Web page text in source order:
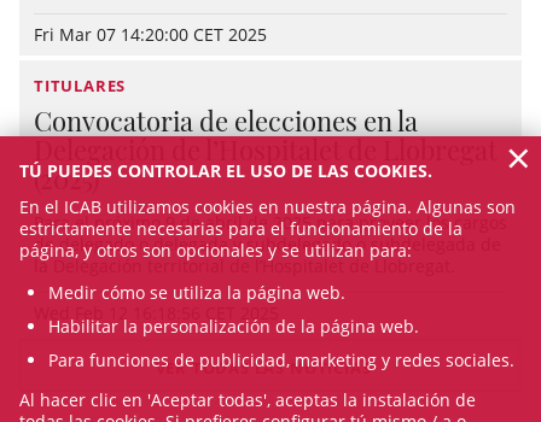
Fri Mar 07 14:20:00 CET 2025
TITULARES
Convocatoria de elecciones en la
(2025)
Para el próximo 9 de abril de 2025 para proveer los cargos
de delegado o delegada y subdelegado o subdelegada de
la Delegación territorial de l’Hospitalet de Llobregat.
VER TODAS LAS NOTICIAS
TÚ PUEDES CONTROLAR EL USO DE LAS COOKIES.
En el ICAB utilizamos cookies en nuestra página. Algunas son
estrictamente necesarias para el funcionamiento de la
página, y otros son opcionales y se utilizan para:
Medir cómo se utiliza la página web.
Habilitar la personalización de la página web.
Para funciones de publicidad, marketing y redes sociales.
Al hacer clic en 'Aceptar todas', aceptas la instalación de
×